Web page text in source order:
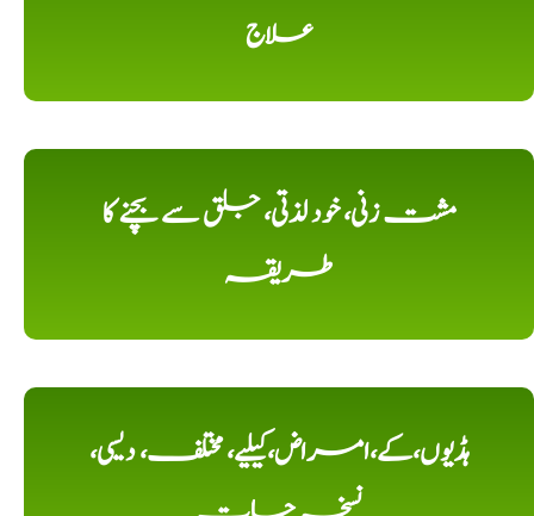
علاج
مشت زنی، خود لذتی، جلق سے بچنے کا
طریقہ
ہڈیوں،کے،امراض،کیلیے، مختلف، دیسی،